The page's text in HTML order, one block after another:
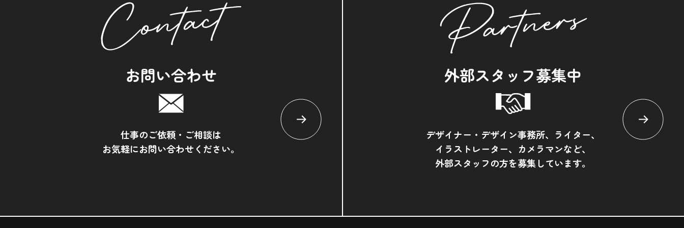
お問い合わせ
仕事のご依頼・ご相談は
お気軽にお問い合わせください。
外部スタッフ募集中
デザイナー・デザイン事務所、ライター、
イラストレーター、カメラマンなど、
外部スタッフの方を募集しています。